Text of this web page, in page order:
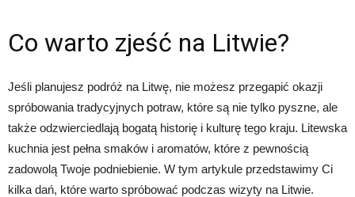
Co warto zjeść na Litwie?
Jeśli planujesz podróż na Litwę, nie możesz przegapić okazji
spróbowania tradycyjnych potraw, które są nie tylko pyszne, ale
także odzwierciedlają bogatą historię i kulturę tego kraju. Litewska
kuchnia jest pełna smaków i aromatów, które z pewnością
zadowolą Twoje podniebienie. W tym artykule przedstawimy Ci
kilka dań, które warto spróbować podczas wizyty na Litwie.